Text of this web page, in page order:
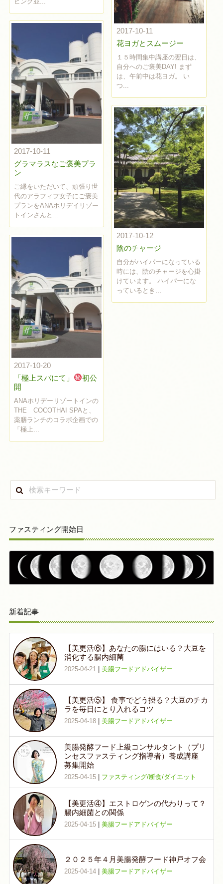
2017-10-11
花ヨガとスムージー
１５時間集中講座の翌日は、
自分へのご褒美DAY! まず
は、午前中は花ヨガ。 い
つ...
2017-10-11
グラマラスなご褒美プラ
ン
ご縁をいただいて、頑張り世
代のアラフィフ女子にご褒美
プランをANAホリデイリゾー
トインさんと...
2017-10-12
陰のチャージ
自分がハイパーになっている
時には、陰のチャージを心掛
けています。 ハイパーにな
っているとき...
2017-10-20
「極上スパにて」
初公
開
ANAホリデーリゾートインの
THE COCOTHAI SPAと、
薬膳ランチのコラボ企画での
「極上...
ファスティング開始日
新着記事
【美更活⑥】あなたの腸にはいる？大豆を
消化する腸内細菌
2025-04-21| 美腸フードアドバイザー
【美更活⑤】 食事でどう摂る？大豆のチカ
ラを毎日にとり入れるコツ
2025-04-18| 美腸フードアドバイザー
美腸発酵フード上級コンサルタント（プリ
ンセスファスティング指導者）養成講座
募集開始
2025-04-15| ファスティング/断食/ダイエット
【美更活④】エストロゲンの代わりって？
腸内細菌との関係
2025-04-15| 美腸フードアドバイザー
２０２５年４月美腸発酵フード神戸オフ会
2025-04-14| 美腸フードアドバイザー